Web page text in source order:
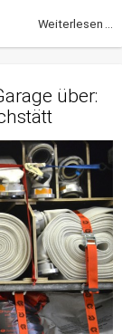
Weiterlesen ...
über: